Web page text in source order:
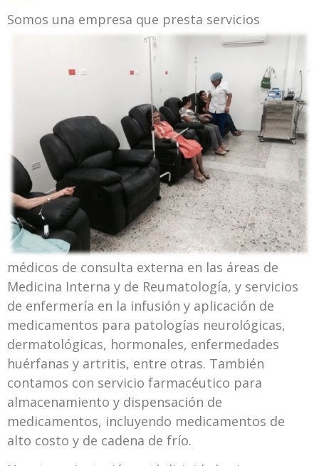
Somos una empresa que presta servicios
médicos de consulta externa en las áreas de
Medicina Interna y de Reumatología, y servicios
de enfermería en la infusión y aplicación de
medicamentos para patologías neurológicas,
dermatológicas, hormonales, enfermedades
huérfanas y artritis, entre otras. También
contamos con servicio farmacéutico para
almacenamiento y dispensación de
medicamentos, incluyendo medicamentos de
alto costo y de cadena de frío.